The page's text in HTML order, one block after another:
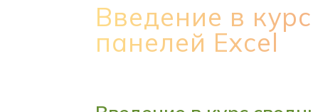
Введение в
панелей Excel